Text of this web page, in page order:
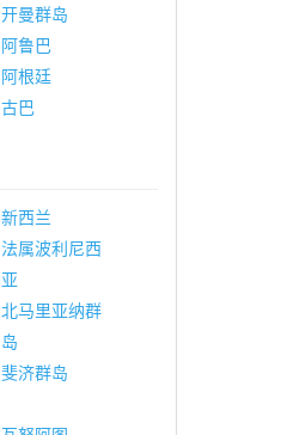
开曼群岛
阿鲁巴
阿根廷
古巴
新西兰
法属波利尼西
亚
北马里亚纳群
岛
斐济群岛